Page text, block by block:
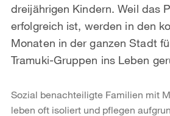
dreijährigen Kindern. Weil das
erfolgreich ist, werden in den
Monaten in der ganzen Stadt
Tramuki-Gruppen ins Leben
Sozial benachteiligte Familien mit
leben oft isoliert und pflegen